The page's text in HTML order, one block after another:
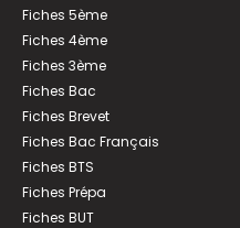
Fiches 5ème
Fiches 4ème
Fiches 3ème
Fiches Bac
Fiches Brevet
Fiches Bac Français
Fiches BTS
Fiches Prépa
Fiches BUT